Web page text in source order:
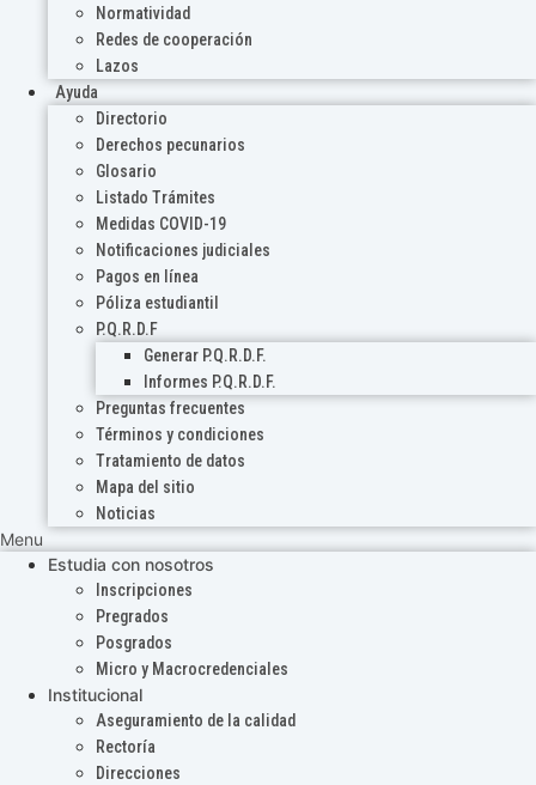
Normatividad
Redes de cooperación
Lazos
Ayuda
Directorio
Derechos pecunarios
Glosario
Listado Trámites
Medidas COVID-19
Notificaciones judiciales
Pagos en línea
Póliza estudiantil
P.Q.R.D.F
Generar P.Q.R.D.F.
Informes P.Q.R.D.F.
Preguntas frecuentes
Términos y condiciones
Tratamiento de datos
Mapa del sitio
Noticias
Menu
Estudia con nosotros
Inscripciones
Pregrados
Posgrados
Micro y Macrocredenciales
Institucional
Aseguramiento de la calidad
Rectoría
Direcciones